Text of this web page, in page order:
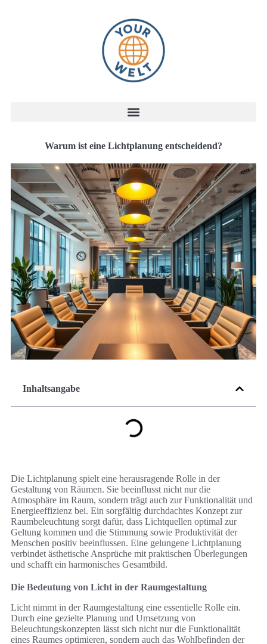
Warum ist eine Lichtplanung entscheidend?
Inhaltsangabe
Die Lichtplanung spielt eine herausragende Rolle in der
Gestaltung von Räumen. Sie beeinflusst nicht nur die
Atmosphäre im Raum, sondern trägt auch zur Funktionalität und
Energieeffizienz bei. Ein sorgfältig durchdachtes Konzept zur
Raumbeleuchtung sorgt dafür, dass Lichtquellen optimal zur
Geltung kommen und die Stimmung sowie Produktivität der
Menschen positiv beeinflussen. Eine gelungene Lichtplanung
verbindet ästhetische Ansprüche mit praktischen Überlegungen
und schafft ein harmonisches Gesamtbild.
Die Bedeutung von Licht in der Raumgestaltung
Licht nimmt in der Raumgestaltung eine essentielle Rolle ein.
Durch eine gezielte Planung und Umsetzung von
Beleuchtungskonzepten lässt sich nicht nur die Funktionalität
eines Raumes optimieren, sondern auch das Wohlbefinden der